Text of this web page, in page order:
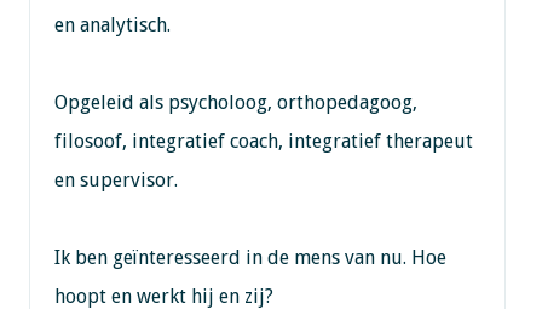
en analytisch.
Opgeleid als psycholoog, orthopedagoog,
filosoof, integratief coach, integratief therapeut
en supervisor.
Ik ben geïnteresseerd in de mens van nu. Hoe
hoopt en werkt hij en zij?